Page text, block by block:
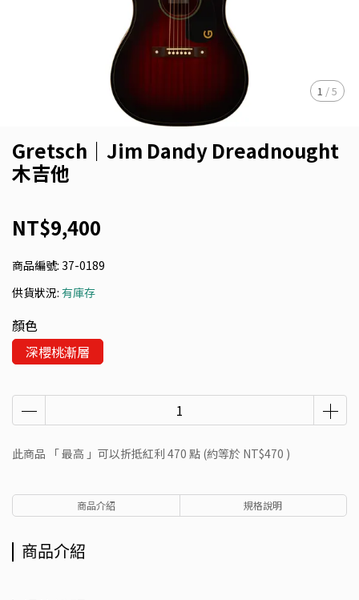
1 /5
Gretsch｜Jim Dandy Dreadnought
木吉他
NT$9,400
商品編號: 37-0189
供貨狀況: 有庫存
顏色
深櫻桃漸層
此商品 「 最高 」可以折抵紅利 470 點 (約等於 NT$470 )
商品介紹 規格說明
商品介紹